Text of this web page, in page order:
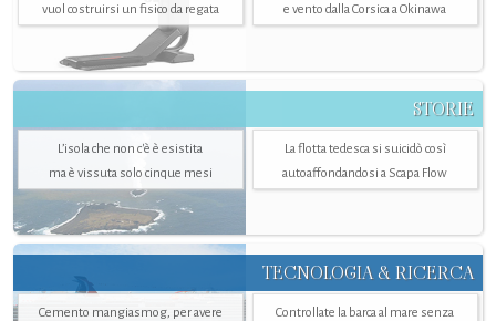
vuol costruirsi un fisico da regata
e vento dalla Corsica a Okinawa
STORIE
L’isola che non c'è è esistita
ma è vissuta solo cinque mesi
La flotta tedesca si suicidò così
autoaffondandosi a Scapa Flow
TECNOLOGIA & RICERCA
Cemento mangiasmog, per avere
Controllate la barca al mare senza